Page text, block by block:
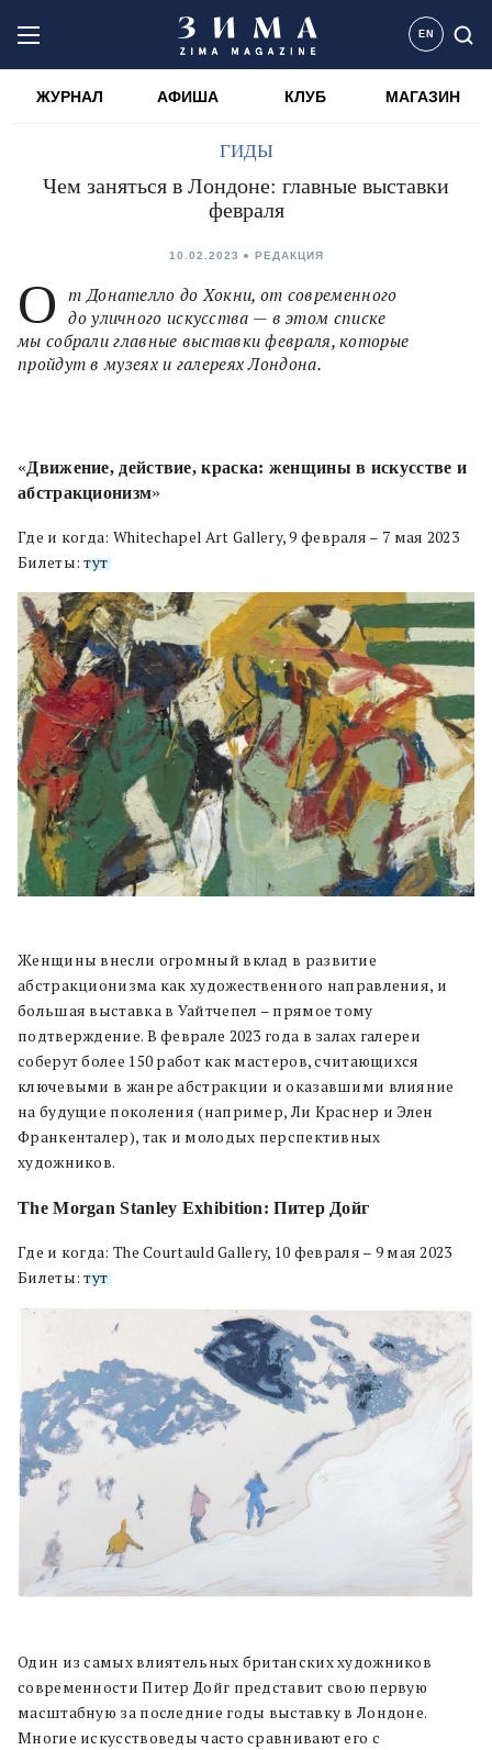
EN
ЖУРНАЛ АФИША КЛУБ МАГАЗИН
ГИДЫ
Чем заняться в Лондоне: главные выставки
февраля
10.02.2023 РЕДАКЦИЯ
О
т Донателло до Хокни, от современного
до уличного искусства — в этом списке
мы собрали главные выставки февраля, которые
пройдут в музеях и галереях Лондона.
«Движение, действие, краска: женщины в искусстве и
абстракционизм»
Где и когда: Whitechapel Art Gallery, 9 февраля – 7 мая 2023
Билеты:тут
Женщины внесли огромный вклад в развитие
абстракционизма как художественного направления, и
большая выставка в Уайтчепел – прямое тому
подтверждение. В феврале 2023 года в залах галереи
соберут более 150 работ как мастеров, считающихся
ключевыми в жанре абстракции и оказавшими влияние
на будущие поколения ­(например, Ли Краснер и Элен
Франкенталер), так и молодых перспективных
художников.
The Morgan Stanley Exhibition: Питер Дойг
Где и когда: The Courtauld Gallery, 10 февраля – 9 мая 2023
Билеты:тут
Один из самых влиятельных британских художников
современности Питер Дойг представит свою первую
масштабную за последние годы выставку в Лондоне.
Многие искусствоведы часто сравнивают его с